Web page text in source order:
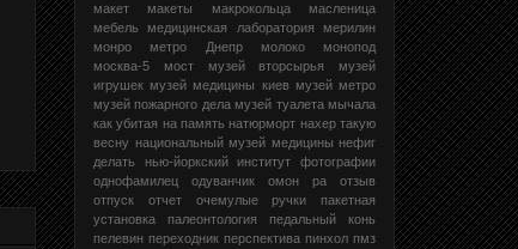
макет
макеты макрокольца
масленица
мебель
медицинская лаборатория
мерилин
монро
метро Днепр молоко
монопод
москва-5
мост музей вторсырья
музей
игрушек музей медицины киев музей метро
музей пожарного дела музей туалета мычала
как убитая на память натюрморт нахер такую
весну национальный музей медицины нефиг
делать
нью-йоркский институт фотографии
однофамилец
одуванчик омон ра
отзыв
отпуск
отчет очемулые ручки
пакетная
установка
палеонтология
педальный конь
пелевин переходник перспектива пинхол пмз